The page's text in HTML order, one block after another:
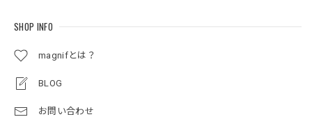
SHOP INFO
magnifとは？
BLOG
お問い合わせ